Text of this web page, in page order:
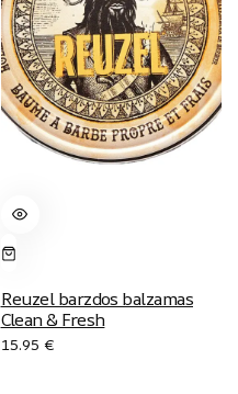
Reuzel barzdos balzamas
Clean & Fresh
15.95 €